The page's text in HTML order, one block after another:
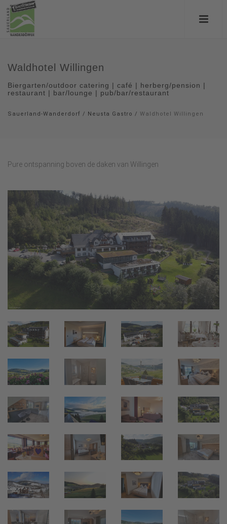
Waldhotel Willingen
Biergarten/outdoor catering | café | herberg/pension |
restaurant | bar/lounge | pub/bar/restaurant
Sauerland-Wanderdorf / Neusta Gastro / Waldhotel Willingen
Pure ontspanning boven de daken van Willingen